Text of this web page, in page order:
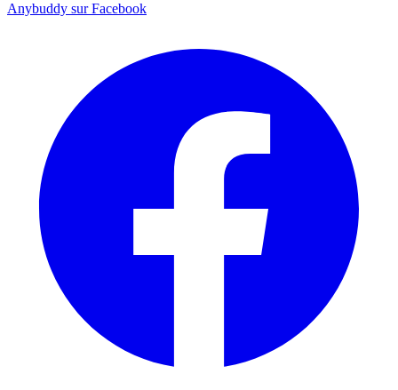
Anybuddy sur Facebook